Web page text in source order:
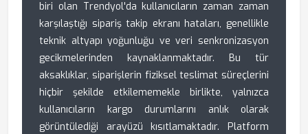
biri olan Trendyol'da kullanıcıların zaman zaman
karşılaştığı sipariş takip ekranı hataları, genellikle
teknik altyapı yoğunluğu ve veri senkronizasyon
gecikmelerinden kaynaklanmaktadır. Bu tür
aksaklıklar, siparişlerin fiziksel teslimat süreçlerini
hiçbir şekilde etkilememekle birlikte, yalnızca
kullanıcıların kargo durumlarını anlık olarak
görüntülediği arayüzü kısıtlamaktadır. Platform